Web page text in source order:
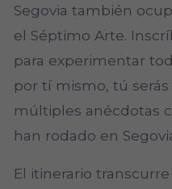
Segovia también
el Séptimo Arte.
para experimentar
por tí mismo, tú
múltiples anécdotas
han rodado en
El itinerario